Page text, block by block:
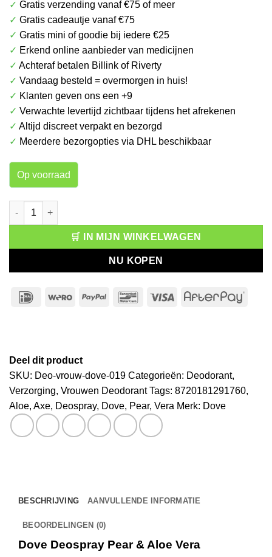
€ 3.99.€ 2.99.
✓ Gratis verzending vanaf €75 of meer
✓ Gratis cadeautje vanaf €75
✓ Gratis mini of goodie bij iedere €25
✓ Erkend online aanbieder van medicijnen
✓ Achteraf betalen Billink of Riverty
✓ Vandaag besteld = overmorgen in huis!
✓ Klanten geven ons een +9
✓ Verwachte levertijd zichtbaar tijdens het afrekenen
✓ Altijd discreet verpakt en bezorgd
✓ Meerdere bezorgopties via DHL beschikbaar
Op voorraad
Dove Deospray Pear & Aloe Vera aantal
🛒 IN MIJN WINKELWAGEN
NU KOPEN
IDeal Wero PayPal Bancontact
Visa
Deel dit product
SKU: Deo-vrouw-dove-019 Categorieën: Deodorant,
Verzorging, Vrouwen Deodorant Tags: 8720181291760,
Aloe, Axe, Deospray, Dove, Pear, Vera Merk: Dove
BESCHRIJVING AANVULLENDE INFORMATIE
BEOORDELINGEN (0)
Dove Deospray Pear & Aloe Vera